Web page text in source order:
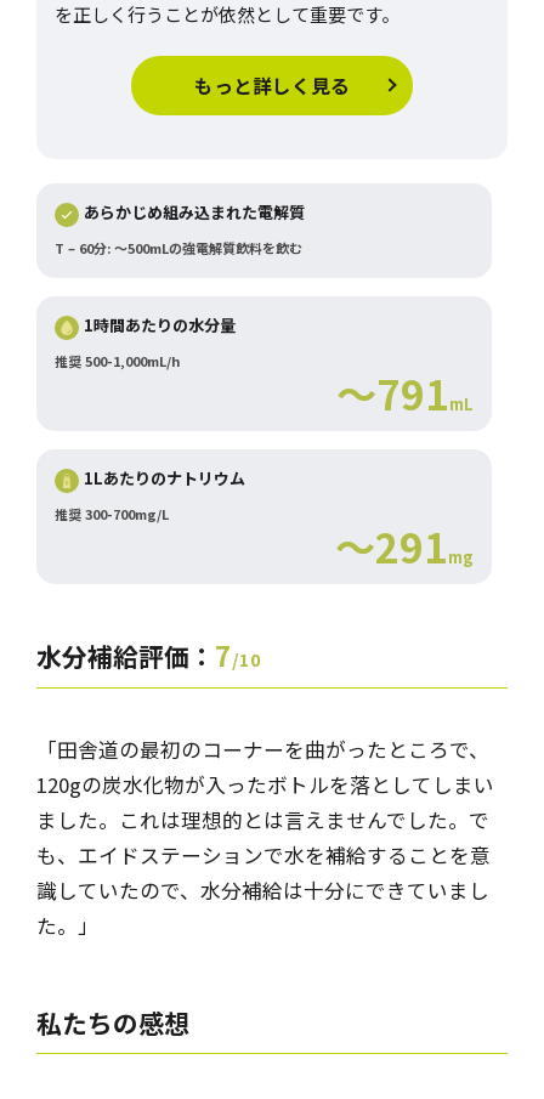
を正しく行うことが依然として重要です。
もっと詳しく見る
あらかじめ組み込まれた電解質
T – 60分: ～500mLの強電解質飲料を飲む
1時間あたりの水分量
推奨 500-1,000mL/h
～791mL
1Lあたりのナトリウム
推奨 300-700mg/L
～291mg
水分補給評価： 7/10
「田舎道の最初のコーナーを曲がったところで、
120gの炭水化物が入ったボトルを落としてしまい
ました。これは理想的とは言えませんでした。で
も、エイドステーションで水を補給することを意
識していたので、水分補給は十分にできていまし
た。」
私たちの感想